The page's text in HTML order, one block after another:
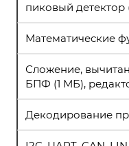
пиковый детектор
Математические
Сложение,
БПФ (1 МБ),
Декодирование